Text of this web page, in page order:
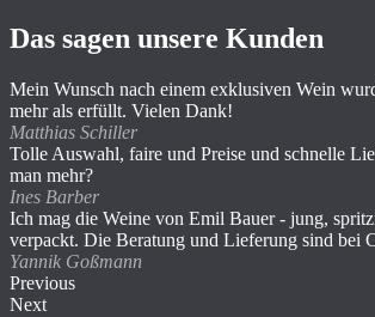
Das sagen unsere Kunden
Mein Wunsch nach einem exklusiven Wein
mehr als erfüllt. Vielen Dank!
Matthias Schiller
Tolle Auswahl, faire und Preise und schnelle
man mehr?
Ines Barber
Ich mag die Weine von Emil Bauer - jung,
verpackt. Die Beratung und Lieferung sind bei
Yannik Goßmann
Previous
Next